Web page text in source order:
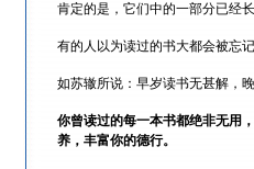
肯定的是，它们中的一部分已经
有的人以为读过的书大都会被忘
如苏辙所说：早岁读书无甚解，
你曾读过的每一本书都绝非无用
养，丰富你的德行。